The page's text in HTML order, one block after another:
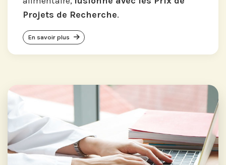
Projets de Recherche.
En savoir plus